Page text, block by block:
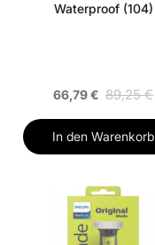
Waterproof (104)
66,79 € 89,25 €
In den Warenkorb